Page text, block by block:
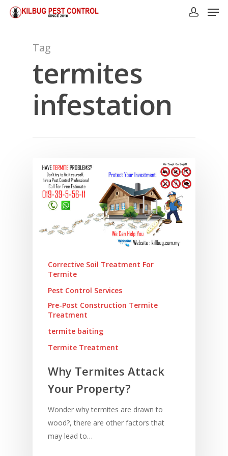
Tag
termites
infestation
Corrective Soil Treatment For
Termite
Pest Control Services
Pre-Post Construction Termite
Treatment
termite baiting
Termite Treatment
Why Termites Attack
Your Property?
Wonder why termites are drawn to
wood?, there are other factors that
may lead to…
Mengenai Kami
Blog